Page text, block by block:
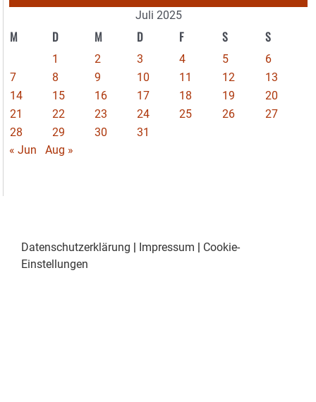
Juli 2025
M D M D F S S
1 2 3 4 5
6
7
8 9 10 11 12
13
14
15 16 17 18 19
20
21
22 23 24 25 26
27
28
29 30
31
« Jun
Aug »
Datenschutzerklärung | Impressum | Cookie-
Einstellungen